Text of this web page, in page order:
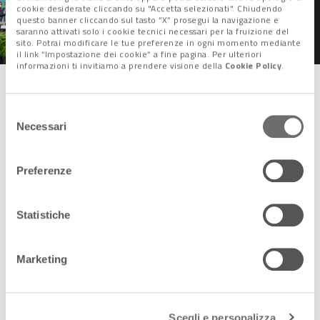
cookie desiderate cliccando su "Accetta selezionati". Chiudendo
questo banner cliccando sul tasto “X” prosegui la navigazione e
saranno attivati solo i cookie tecnici necessari per la fruizione del
sito. Potrai modificare le tue preferenze in ogni momento mediante
il link “Impostazione dei cookie” a fine pagina. Per ulteriori
informazioni ti invitiamo a prendere visione della Cookie Policy.
delNecessari
Preferenze
Statistiche
Marketing
Scegli e personalizza
salvare il pianeta: uno
storico patto
ricomporre la spaccatura
tra i Paesi occidentali, Ue e Stati Uniti in testa, e un gruppo di
Stati produttori ed esportatori di petrolio, tra cui Arabia
bozza presentata, giudicata deludente anche dalle Nazioni
maggiormente colpite dai cambiamenti climatici.
inizialmente alla chiusura
Le delegazioni
hanno però continuato a lavorare, raggiungendo nella notte
l’intesa per una bozza, poi modificata. La prima, come
riportato da Italian Climate Network, prevedeva tra l’altro